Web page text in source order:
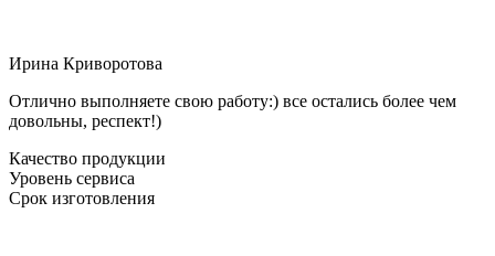
Ирина Криворотова
Отлично выполняете свою работу:) все остались более чем
довольны, респект!)
Качество продукции
Уровень сервиса
Срок изготовления